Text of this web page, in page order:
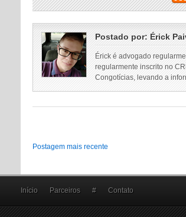
Postado por: Érick
Érick é advogado
regularmente inscrito no
Congotícias, levando a
Postagem mais recente
Início Parceiros # Contato